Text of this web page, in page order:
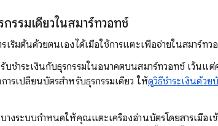
รรมเดียวในสมาร์ทวอทช์
ริ่มต้นด้วยตนเองได้เมื่อใช้การแตะเพื่อจ่ายในสมาร์ทว
บชำระเงินกับธุรกรรมในอนาคตบนสมาร์ทวอทช์ เว้นแ
รเปลี่ยนบัตรสำหรับธุรกรรมเดียว ให้ดูวิธีชำระเงินด้วย
างระบบกำหนดให้คุณแตะเครื่องอ่านบัตรโดยสารเมื่อ